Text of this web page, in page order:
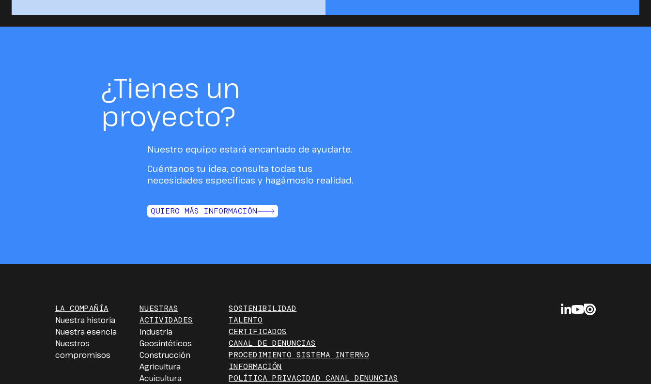
¿Tienes un
proyecto?
Nuestro equipo estará encantado de ayudarte.
Cuéntanos tu idea, consulta todas tus
necesidades específicas y hagámoslo realidad.
QUIERO MÁS INFORMACIÓN
LA COMPAÑÍA
Nuestra historia
Nuestra esencia
Nuestros
compromisos
NUESTRAS
ACTIVIDADES
Industria
Geosintéticos
Construcción
Agricultura
Acuicultura
SOSTENIBILIDAD
TALENTO
CERTIFICADOS
CANAL DE DENUNCIAS
PROCEDIMIENTO SISTEMA INTERNO
INFORMACIÓN
POLÍTICA PRIVACIDAD CANAL DENUNCIAS